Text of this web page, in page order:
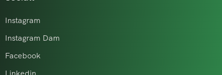
Instagram
Instagram Dam
Facebook